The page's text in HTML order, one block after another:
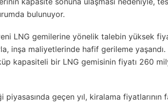
bulunuyor.
LNG gemilerine yönelik talebin yüksek
inşa maliyetlerinde hafif gerileme yaşandı.
kapasiteli bir LNG gemisinin fiyatı 260
piyasasında geçen yıl, kiralama